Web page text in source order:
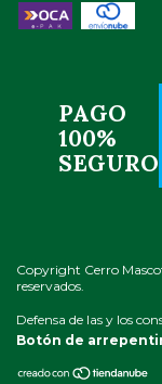
PAGO
100%
SEGURO
Copyright Cerro
reservados.
Defensa de las y los
Botón de